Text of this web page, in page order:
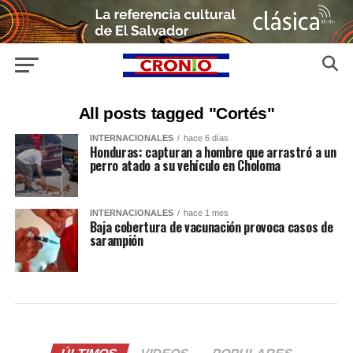
All posts tagged "Cortés"
INTERNACIONALES hace 6 días
Honduras: capturan a hombre que arrastró a un
perro atado a su vehículo en Choloma
INTERNACIONALES hace 1 mes
Baja cobertura de vacunación provoca casos de
sarampión